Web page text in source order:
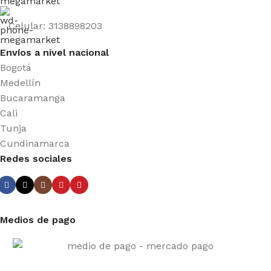
Celular: 3138898203
Envíos a nivel nacional
Bogotá
Medellín
Bucaramanga
Cali
Tunja
Cundinamarca
Redes sociales
Medios de pago